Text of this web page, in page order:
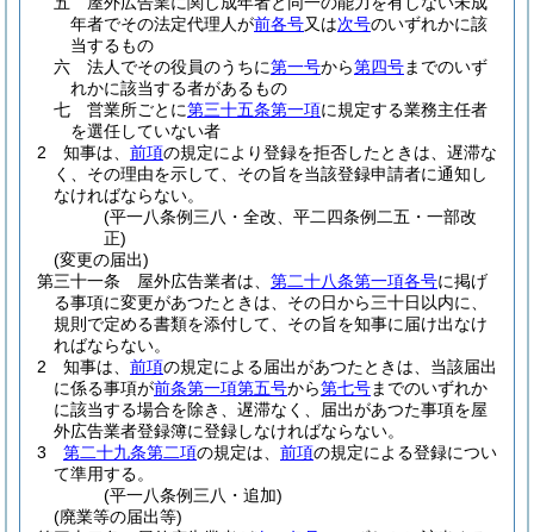
年者でその法定代理人が前各号又は次号のいずれかに該
当するもの
六
法人でその役員のうちに第一号から第四号までのいず
れかに該当する者があるもの
七
営業所ごとに第三十五条第一項に規定する業務主任者
を選任していない者
2
知事は、 前項の規定により登録を拒否したときは、遅滞な
く、その理由を示して、その旨を当該登録申請者に通知し
なければならない。
(平一八条例三八・全改、平二四条例二五・一部改
正)
(変更の届出)
第三十一条
屋外広告業者は、 第二十八条第一項各号に掲げ
る事項に変更があつたときは、その日から三十日以内に、
規則で定める書類を添付して、その旨を知事に届け出なけ
ればならない。
2
知事は、 前項の規定による届出があつたときは、当該届出
に係る事項が前条第一項第五号から第七号までのいずれか
に該当する場合を除き、遅滞なく、届出があつた事項を屋
外広告業者登録簿に登録しなければならない。
3
第二十九条第二項の規定は、 前項の規定による登録につい
て準用する。
(平一八条例三八・追加)
(廃業等の届出等)